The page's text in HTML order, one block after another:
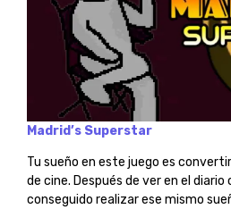
Madrid’s Superstar
Tu sueño en este juego es
de cine. Después de ver en el
conseguido realizar ese mismo